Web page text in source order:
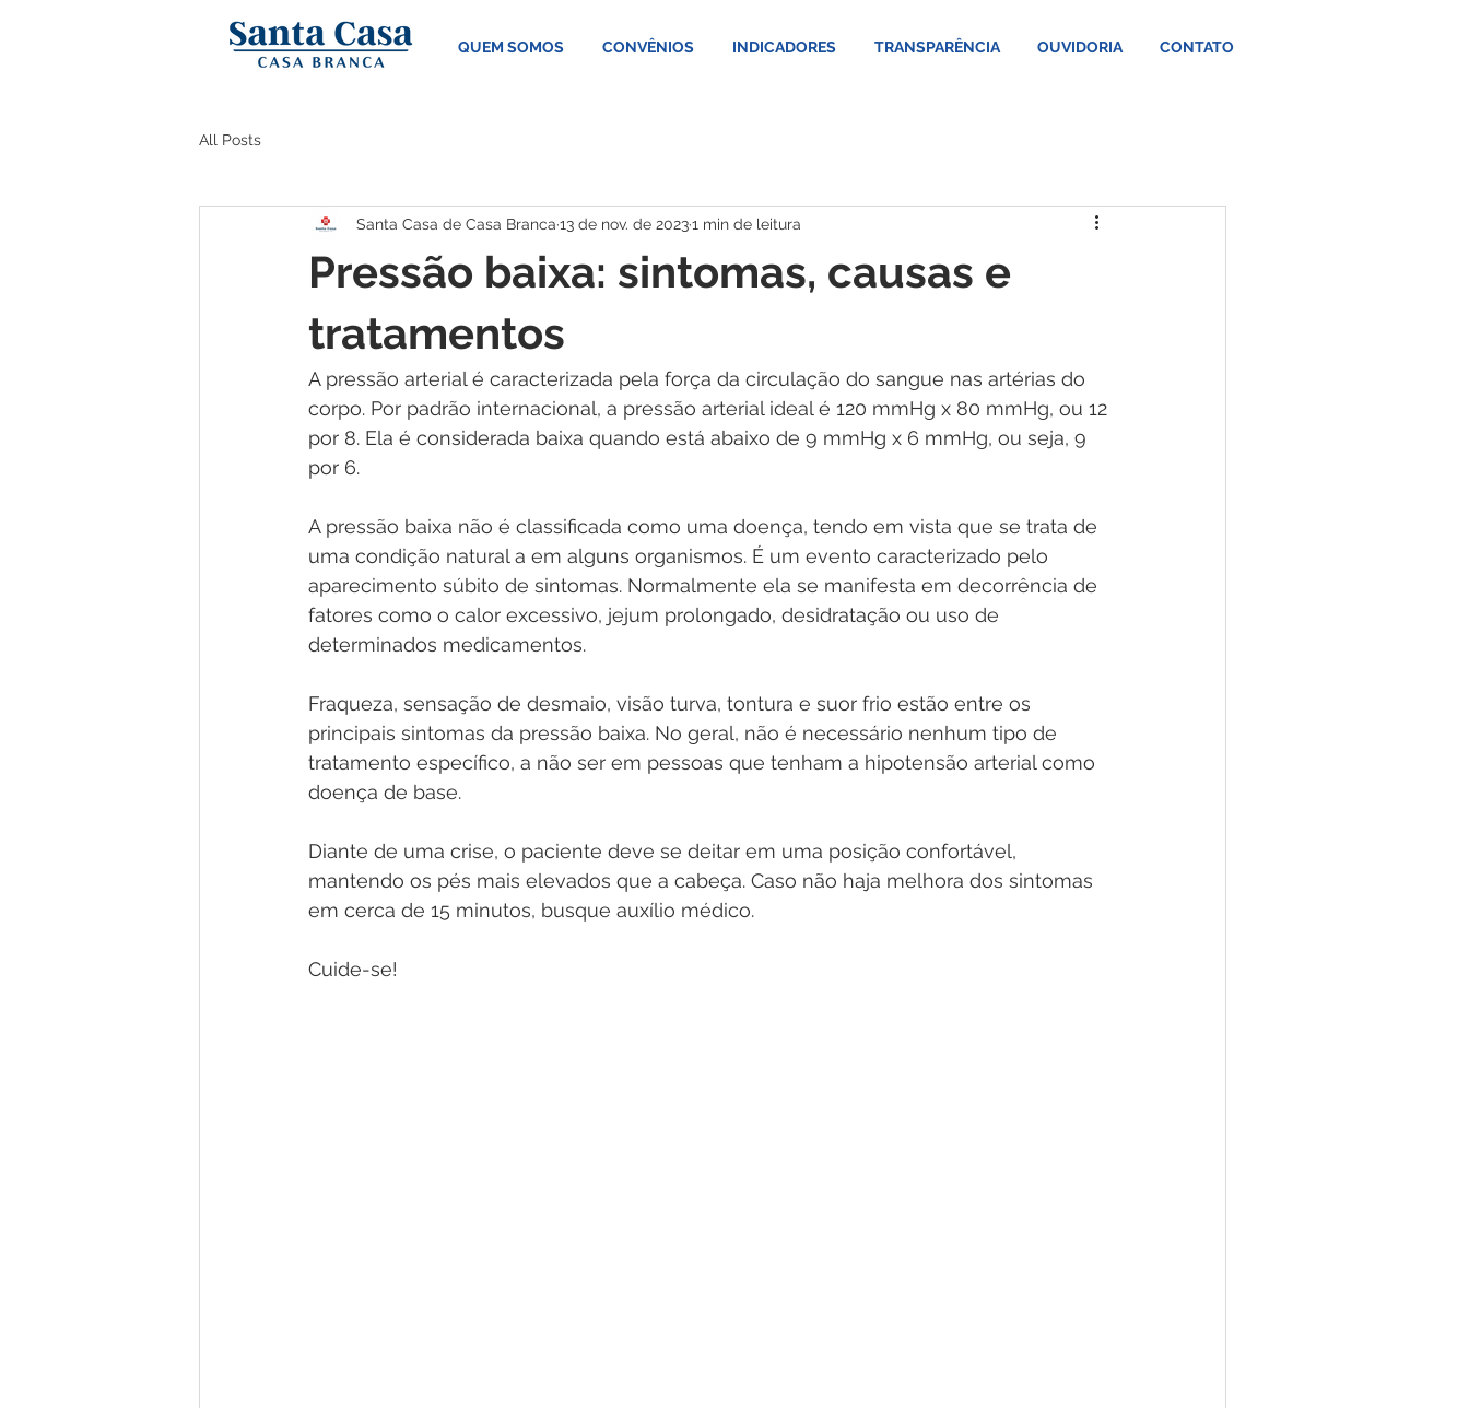
QUEM SOMOS CONVÊNIOS INDICADORES TRANSPARÊNCIA OUVIDORIA CONTATO
All Posts
Pressão baixa: sintomas, causas e
tratamentos
Santa Casa de Casa Branca 13 de nov. de 20231 min de leitura
A pressão arterial é caracterizada pela força da circulação do sangue nas artérias do
corpo. Por padrão internacional, a pressão arterial ideal é 120 mmHg x 80 mmHg, ou 12
por 8. Ela é considerada baixa quando está abaixo de 9 mmHg x 6 mmHg, ou seja, 9
por 6.
A pressão baixa não é classificada como uma doença, tendo em vista que se trata de
uma condição natural a em alguns organismos. É um evento caracterizado pelo
aparecimento súbito de sintomas. Normalmente ela se manifesta em decorrência de
fatores como o calor excessivo, jejum prolongado, desidratação ou uso de
determinados medicamentos.
Fraqueza, sensação de desmaio, visão turva, tontura e suor frio estão entre os
principais sintomas da pressão baixa. No geral, não é necessário nenhum tipo de
tratamento específico, a não ser em pessoas que tenham a hipotensão arterial como
doença de base.
Diante de uma crise, o paciente deve se deitar em uma posição confortável,
mantendo os pés mais elevados que a cabeça. Caso não haja melhora dos sintomas
em cerca de 15 minutos, busque auxílio médico.
Cuide-se!